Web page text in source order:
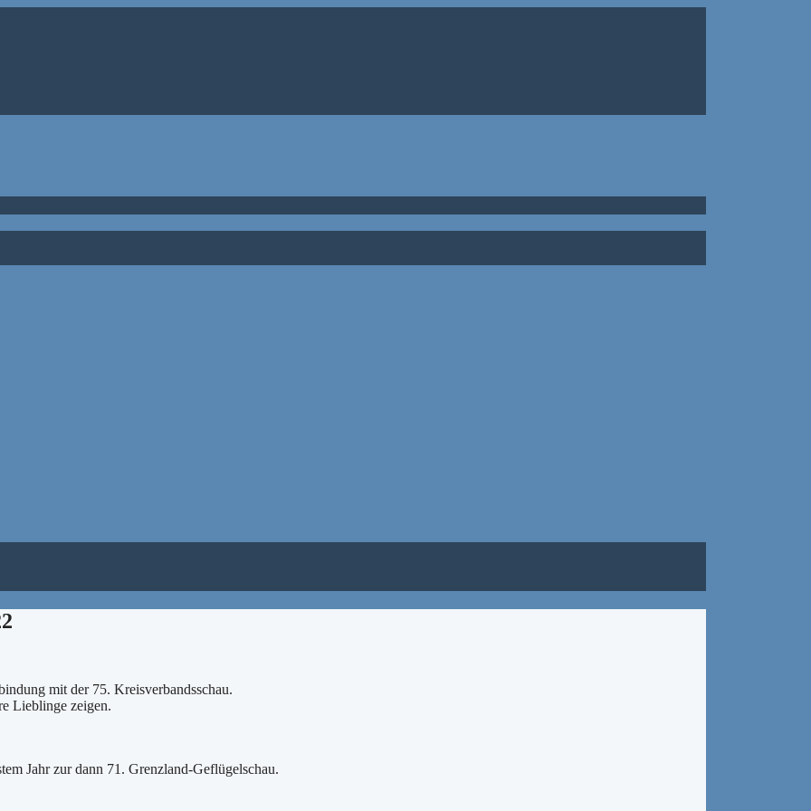
mit der 75. Kreisverbandsschau.
Lieblinge zeigen.
Jahr zur dann 71. Grenzland-Geflügelschau.